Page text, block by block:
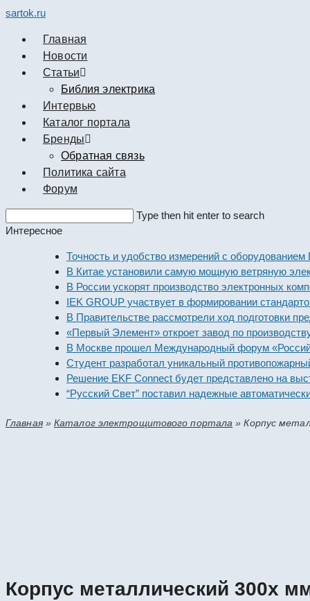
sartok.ru
Главная
Новости
Cтатьи
Библия электрика
Интервью
Каталог портала
Бренды
Обратная связь
Политика сайта
Форум
this
Type then hit enter to search
Интересное
Точность и удобство измерений с оборудованием
В Китае установили самую мощную ветряную
В России ускорят производство электронных
IEK GROUP участвует в формировании стандартов
В Правительстве рассмотрели ход подготовки
«Первый Элемент» откроет завод по производству
В Москве прошел Международный форум «Российская
Студент разработал уникальный противопожарный
Решение EKF Connect будет представлено на
“Русский Свет” поставил надежные автоматические
Главная»Каталог электрощитового портала »Корпус
Корпус металлический 300x